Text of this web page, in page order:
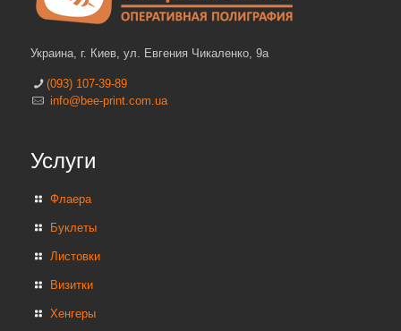
Украина, г. Киев, ул. Евгения Чикаленко, 9а
(093) 107-39-89
info@bee-print.com.ua
Услуги
Флаера
Буклеты
Листовки
Визитки
Хенгеры